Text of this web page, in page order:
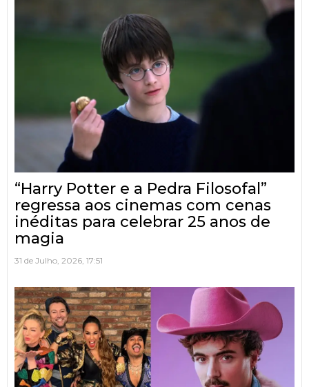
“Harry Potter e a Pedra Filosofal”
regressa aos cinemas com cenas
inéditas para celebrar 25 anos de
magia
31 de Julho, 2026, 17:51